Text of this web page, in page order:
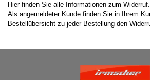
Hier finden Sie alle Informationen zum Widerruf.
Als angemeldeter Kunde finden Sie in Ihrem
Bestellübersicht zu jeder Bestellung den